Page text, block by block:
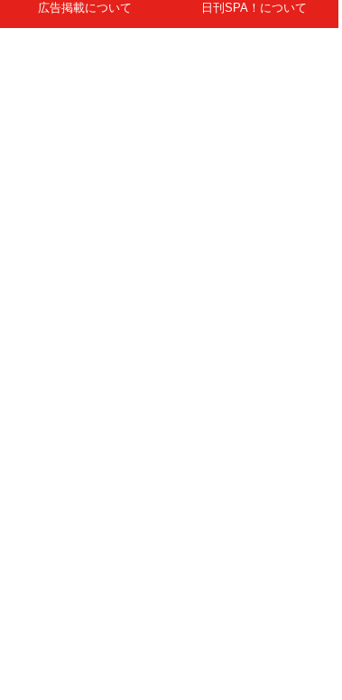
広告掲載について 日刊SPA！について